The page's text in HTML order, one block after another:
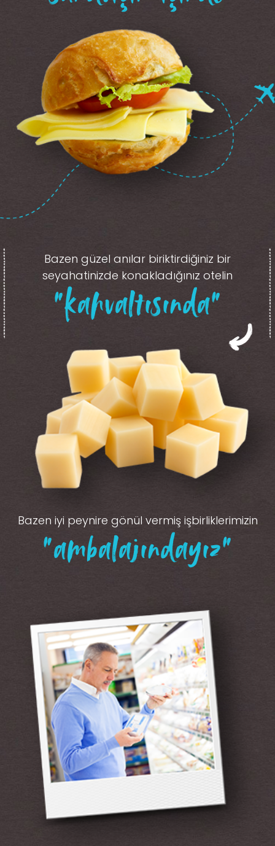
Bazen güzel anılar biriktirdiğiniz bir
seyahatinizde konakladığınız otelin
“kahvaltısında”
Bazen iyi peynire gönül vermiş işbirliklerimizin
“ambalajındayız”